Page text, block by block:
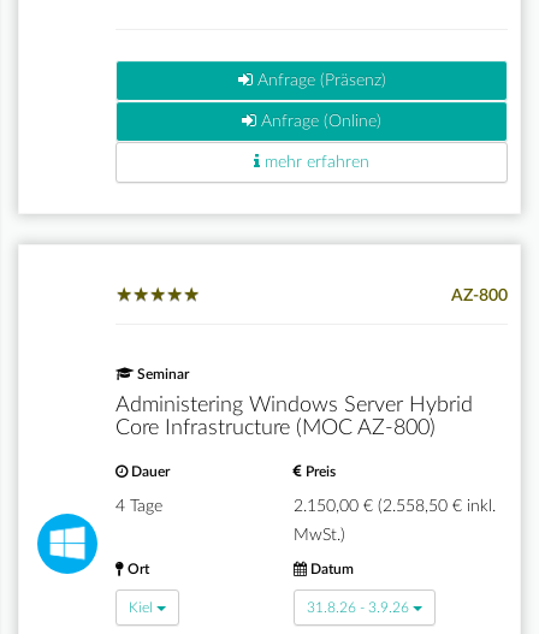
Anfrage (Präsenz)
Anfrage (Online)
mehr erfahren
★★★★★
★★★★★ AZ-800
Seminar
Administering Windows Server Hybrid
Core Infrastructure (MOC AZ-800)
Dauer
4 Tage
Preis
2.150,00 € (2.558,50 € inkl.
MwSt.)
Ort
Kiel
Datum
31.8.26 - 3.9.26